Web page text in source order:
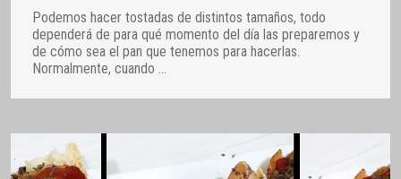
Podemos hacer tostadas de distintos tamaños, todo
dependerá de para qué momento del día las preparemos y
de cómo sea el pan que tenemos para hacerlas.
Normalmente, cuando …